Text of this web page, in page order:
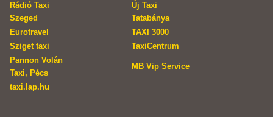
Rádió Taxi
Szeged
Új Taxi
Tatabánya
Eurotravel
TAXI 3000
Sziget taxi
TaxiCentrum
Pannon Volán
Taxi, Pécs
MB Vip Service
taxi.lap.hu